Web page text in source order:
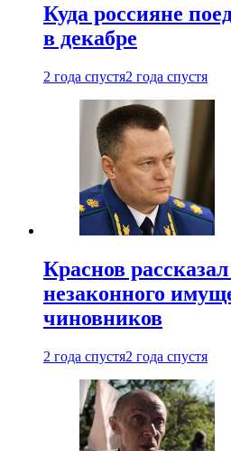
Куда россияне
в декабре
2 года спустя2 года спустя
Краснов
незаконного
чиновников
2 года спустя2 года спустя